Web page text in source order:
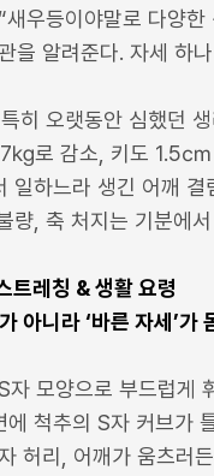
우등이야말로 다양
을 알려준다. 자세 하
히 오랫동안 심했던
로 감소, 키도 1.5㎝
일하느라 생긴 어깨
량, 축 처지는 기분에
트레칭 & 생활 요령
아니라 ‘바른 자세’가
자 모양으로 부드럽게
에 척추의 S자 커브가
허리, 어깨가 움츠